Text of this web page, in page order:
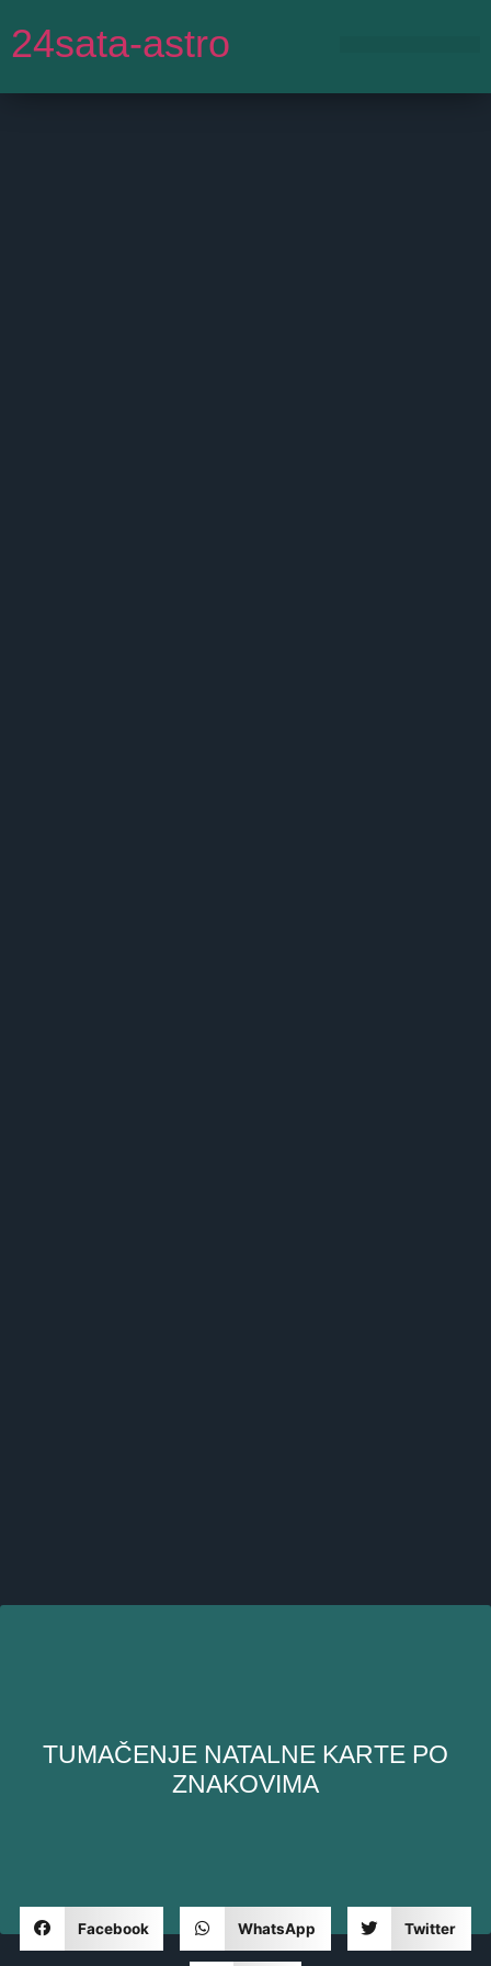
24sata-astro
TUMAČENJE NATALNE KARTE PO
ZNAKOVIMA
Facebook WhatsApp Twitter